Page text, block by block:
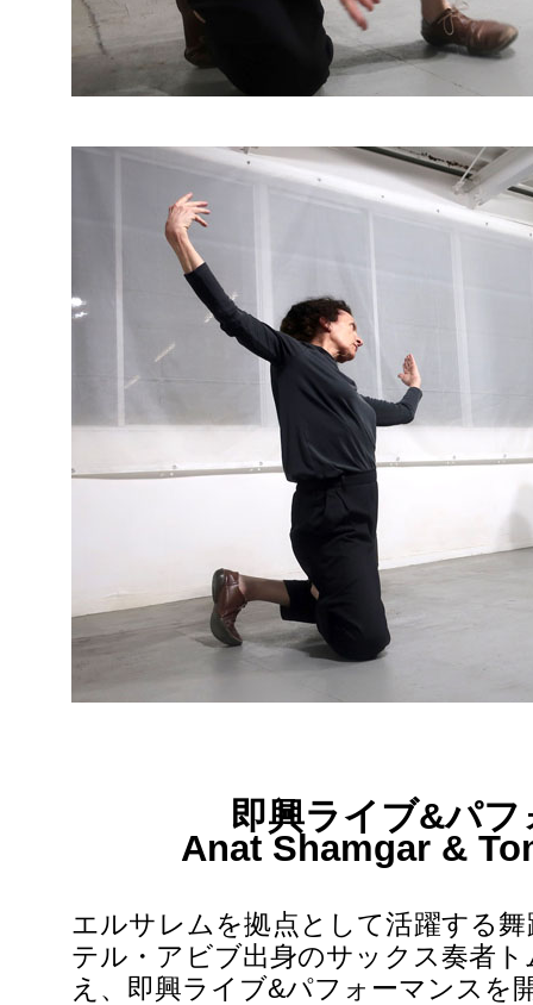
即興ライブ&パ
Anat Shamgar &
エルサレムを拠点として活躍する
テル・アビブ出身のサックス奏者
え、即興ライブ&パフォーマンスを